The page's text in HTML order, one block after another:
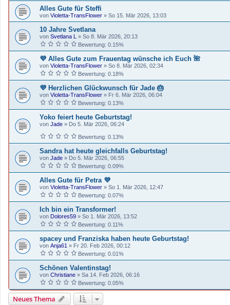
Alles Gute für Steffi
von Violetta-TransFlower » So 15. Mär 2026, 13:03
10 Jahre Svetlana
von Svetlana L » So 8. Mär 2026, 20:13
Bewertung: 0.15%
💜 Alles Gute zum Frauentag wünsche ich Euch 🌺
von Violetta-TransFlower » So 8. Mär 2026, 02:34
Bewertung: 0.18%
💜 Herzlichen Glückwunsch für Jade 🎂
von Violetta-TransFlower » Fr 6. Mär 2026, 06:04
Bewertung: 0.13%
Yoko feiert heute Geburtstag!
von Jade » Do 5. Mär 2026, 06:24
Bewertung: 0.13%
Sandra hat heute gleichfalls Geburtstag!
von Jade » Do 5. Mär 2026, 06:55
Bewertung: 0.09%
Alles Gute für Petra 💜
von Violetta-TransFlower » So 1. Mär 2026, 12:47
Bewertung: 0.07%
Ich bin ein Transformer!
von Dolores59 » So 1. Mär 2026, 13:52
Bewertung: 0.11%
spacey und Franziska haben heute Geburtstag!
von Anja61 » Fr 20. Feb 2026, 00:12
Bewertung: 0.01%
Schönen Valentinstag!
von Christiane » Sa 14. Feb 2026, 06:16
Bewertung: 0.05%
Neues Thema